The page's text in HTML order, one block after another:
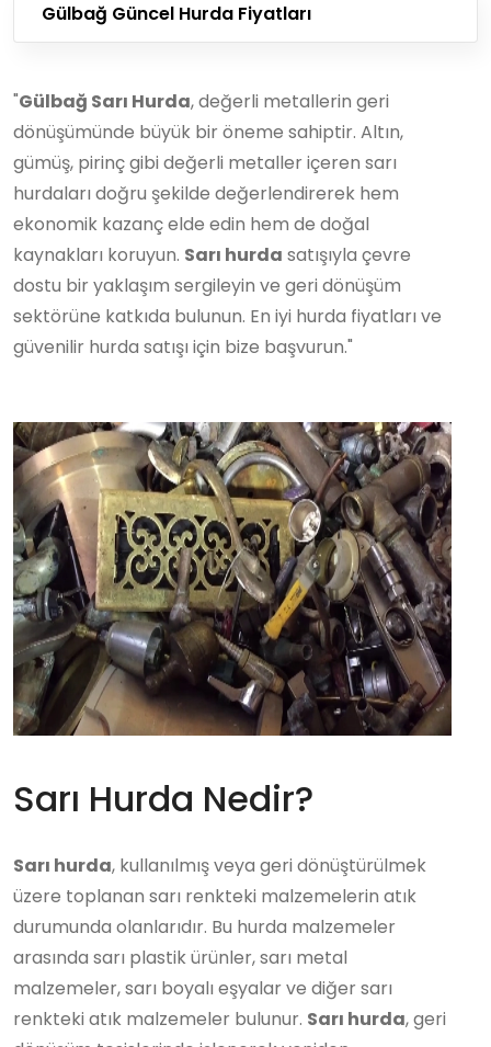
Gülbağ Güncel Hurda Fiyatları
"Gülbağ Sarı Hurda, değerli metallerin geri
dönüşümünde büyük bir öneme sahiptir. Altın,
gümüş, pirinç gibi değerli metaller içeren sarı
hurdaları doğru şekilde değerlendirerek hem
ekonomik kazanç elde edin hem de doğal
kaynakları koruyun. Sarı hurda satışıyla çevre
dostu bir yaklaşım sergileyin ve geri dönüşüm
sektörüne katkıda bulunun. En iyi hurda fiyatları ve
güvenilir hurda satışı için bize başvurun."
Sarı Hurda Nedir?
Sarı hurda, kullanılmış veya geri dönüştürülmek
üzere toplanan sarı renkteki malzemelerin atık
durumunda olanlarıdır. Bu hurda malzemeler
arasında sarı plastik ürünler, sarı metal
malzemeler, sarı boyalı eşyalar ve diğer sarı
renkteki atık malzemeler bulunur. Sarı hurda, geri